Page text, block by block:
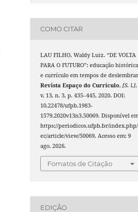
COMO CITAR
LAU FILHO, Waldy Luiz. “DE VOLTA
PARA O FUTURO”: educação histórica
e currículo em tempos de
Revista Espaço do Currículo,[S. l.],
v. 13, n. 3, p. 435–445, 2020. DOI:
10.22478/ufpb.1983-
1579.2020v13n3.50069. Disponível
https://periodicos.ufpb.br/
ec/article/view/50069. Acesso em: 9
ago. 2026.
Fomatos de Citação
EDIÇÃO